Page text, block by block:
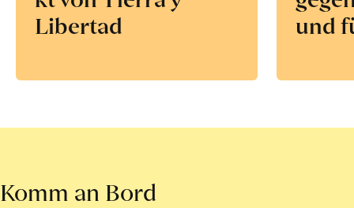
Libertad
und
Komm an Bord